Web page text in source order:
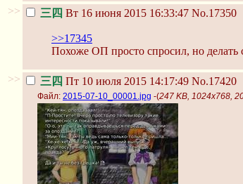
>> 三四 Вт 16 июня 2015 16:33:47 No.17350
>>17345
Похоже ОП просто спросил, но делать
>> 三四 Пт 10 июля 2015 14:17:49 No.17420
Файл: 2015-07-10_00001.jpg -(247 KB, 1024x768,